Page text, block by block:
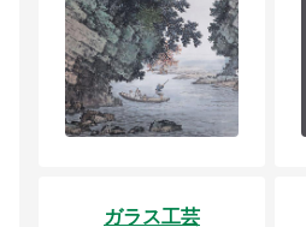
ガラス工芸